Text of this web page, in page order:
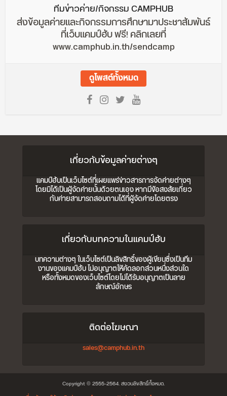
ทีมข่าวค่าย/กิจกรรม CAMPHUB
ส่งข้อมูลค่ายและกิจกรรมการศึกษามาประชาสัมพันธ์
ที่เว็บแคมป์ฮับ ฟรี! คลิกเลยที่
www.camphub.in.th/sendcamp
ดูโพสต์ทั้งหมด
เกี่ยวกับข้อมูลค่ายต่างๆ
แคมป์ฮับเป็นเว็บไซต์ที่เผยแพร่ข่าวสารการจัดค่ายต่างๆ
โดยมิได้เป็นผู้จัดค่ายนั้นด้วยตนเอง หากมีข้อสงสัยเกี่ยว
กับค่ายสามารถสอบถามได้ที่ผู้จัดค่ายโดยตรง
เกี่ยวกับบทความในแคมป์ฮับ
บทความต่างๆ ในเว็บไซต์เป็นลิขสิทธิ์ของผู้เขียนซึ่งเป็นทีม
งานของแคมป์ฮับ ไม่อนุญาตให้คัดลอกส่วนหนึ่งส่วนใด
หรือทั้งหมดของเว็บไซต์โดยไม่ได้รับอนุญาตเป็นลาย
ลักษณ์อักษร
ติดต่อโฆษณา
sales@camphub.in.th
Copyright © 2555-2564. สงวนลิขสิทธิ์ทั้งหมด.